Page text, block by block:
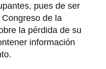
pues de ser
de la
la pérdida de su
información